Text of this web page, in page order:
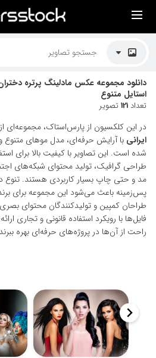
دانلود مجموعه عکس مادلینگ پرتره
استایل متنوع
تعداد 121تصویر
در این کلکسیون از پارس‌استاک، مجموعه‌ای از
ایرانی با آرایش حرفه‌ای، مدل موهای
شده است. این تصاویر با کیفیت بالا برای
طراحی گرافیک، تولید محتوای شبکه‌های
مد و حتی چاپ بسیار کاربردی هستند. تنوع
پس‌زمینه باعث می‌شود این مجموعه برای
طراحان کمپین و تولیدکنندگان محتوای
فایل‌ها با رویکرد استفاده قانونی و تجاری
راحت از آن‌ها در پروژه‌های حرفه‌ای بهره
لیست قیمت ها
موضوعات تصاویر
هنرمندان ایرانی
کسب درآمد از فروش تصاویر
021 28428845
تماس با ما
بلاگ پارس استاک